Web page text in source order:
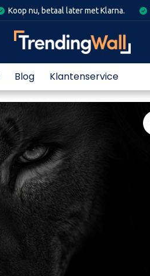
Koop nu, betaal later met Klarna.
Blog Klantenservice